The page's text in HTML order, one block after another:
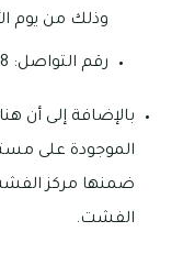
وذلك من يوم
رقم التواصل: 1918 522 06.
بالإضافة إلى أن
الموجودة على
ضمنها مركز
الفشت.